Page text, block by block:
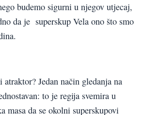
budemo sigurni u njegov utjecaj,
da je superskup Vela ono što smo
Jedan način gledanja na
to je regija svemira u
masa da se okolni superskupovi